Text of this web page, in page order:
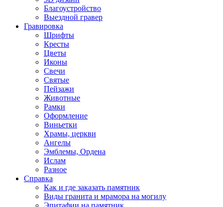
Благоустройство
Выездной гравер
Гравировка
Шрифты
Кресты
Цветы
Иконы
Свечи
Святые
Пейзажи
Животные
Рамки
Оформление
Виньетки
Храмы, церкви
Ангелы
Эмблемы, Ордена
Ислам
Разное
Справка
Как и где заказать памятник
Виды гранита и мрамора на могилу